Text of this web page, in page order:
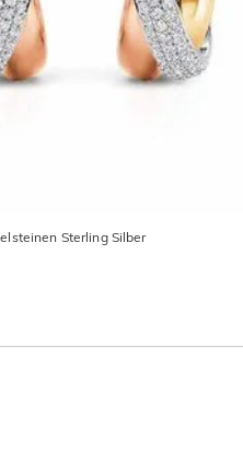
Sterling Silber